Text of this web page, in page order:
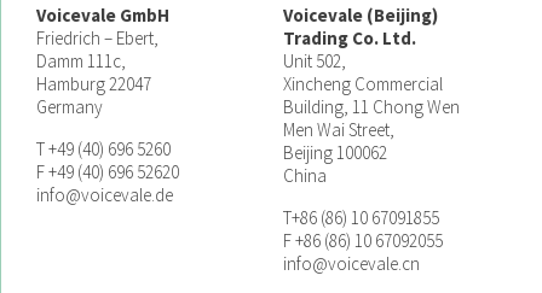
Voicevale GmbH
Friedrich – Ebert,
Damm 111c,
Hamburg 22047
Germany
T +49 (40) 696 5260
F +49 (40) 696 52620
info@voicevale.de
Voicevale (Beijing)
Trading Co. Ltd.
Unit 502,
Xincheng Commercial
Building, 11 Chong Wen
Men Wai Street,
Beijing 100062
China
T+86 (86) 10 67091855
F +86 (86) 10 67092055
info@voicevale.cn